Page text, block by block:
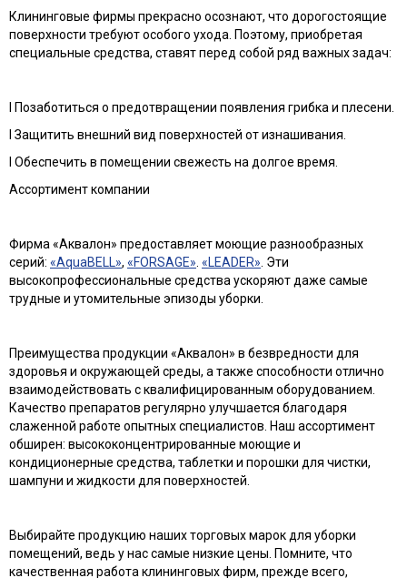
Клининговые фирмы прекрасно осознают, что дорогостоящие
поверхности требуют особого ухода. Поэтому, приобретая
специальные средства, ставят перед собой ряд важных задач:
l Позаботиться о предотвращении появления грибка и плесени.
l Защитить внешний вид поверхностей от изнашивания.
l Обеспечить в помещении свежесть на долгое время.
Ассортимент компании
Фирма «Аквалон» предоставляет моющие разнообразных
серий: «AquaBELL», «FORSAGE» «LEADER» . Эти
высокопрофессиональные средства ускоряют даже самые
трудные и утомительные эпизоды уборки.
Преимущества продукции «Аквалон» в безвредности для
здоровья и окружающей среды, а также способности отлично
взаимодействовать с квалифицированным оборудованием.
Качество препаратов регулярно улучшается благодаря
слаженной работе опытных специалистов. Наш ассортимент
обширен: высококонцентрированные моющие и
кондиционерные средства, таблетки и порошки для чистки,
шампуни и жидкости для поверхностей.
Выбирайте продукцию наших торговых марок для уборки
помещений, ведь у нас самые низкие цены. Помните, что
качественная работа клининговых фирм, прежде всего,